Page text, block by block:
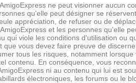
ne peut visionner aucun
qu'elle peut désigner se
appréciation, de refuser ou de
et les personnes qu'elle
qui viole les conditions d'utilisation ou
que vous devez faire preuve de
tous les risques, notamment
contenu. En conséquence, vous
ni au contenu qui lui est
électroniques, les forums ou le